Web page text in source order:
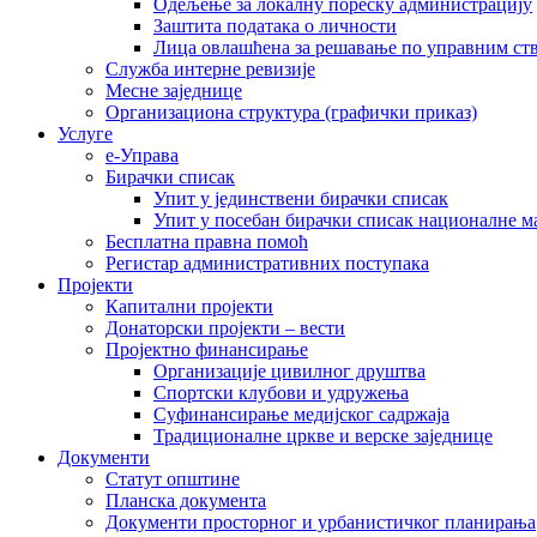
Одељење за локалну пореску администрацију
Заштита података о личности
Лица овлашћена за решавање по управним
Служба интерне ревизије
Месне заједнице
Организациона структура (графички приказ)
Услуге
е-Управа
Бирачки списак
Упит у јединствени бирачки списак
Упит у посебан бирачки списак националне
Бесплатна правна помоћ
Регистар административних поступака
Пројекти
Капитални пројекти
Донаторски пројекти – вести
Пројектно финансирање
Организације цивилног друштва
Спортски клубови и удружења
Суфинансирање медијског садржаја
Традиционалне цркве и верске заједнице
Документи
Статут општине
Планска документа
Документи просторног и урбанистичког планирања